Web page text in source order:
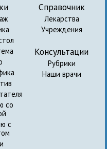
со
с
Справочник
Лекарства
Учреждения
Консультации
Рубрики
Наши врачи